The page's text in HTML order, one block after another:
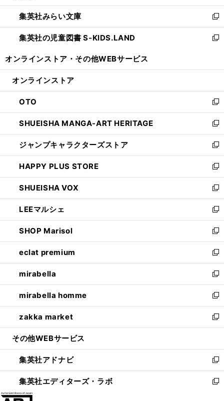
開
く
ウ
で
開
く
ン
ド
ウ
で
ウ
ィ
ン
ド
開
集英社みらい文庫
新
し
い
ン
ウ
で
開
く
集英社の児童図書 S-KIDS.LAND
新
ウ
ン
ド
ウ
で
開
く
オンラインストア・ その他WEBサービス
オンラインストア
OTO
新
し
い
ウ
ィ
ン
ド
ウ
で
開
く
SHUEISHA MANGA-ART HERITAGE
新
し
い
ウ
ィ
ン
ド
ウ
で
開
く
ジャンプキャラクターズストア
新
し
い
ウ
ィ
ン
ド
ウ
で
開
く
HAPPY PLUS STORE
新
し
い
ウ
ィ
ン
ド
ウ
で
開
く
SHUEISHA VOX
新
し
い
ウ
ィ
ン
ド
ウ
で
開
く
LEEマルシェ
新
し
い
ウ
ィ
ン
ド
ウ
で
開
く
SHOP Marisol
新
し
い
ウ
ィ
ン
ド
ウ
で
開
eclat premium
新
し
い
ウ
ィ
ン
ド
ウ
開
く
mirabella
新
し
い
ウ
ィ
ン
ウ
で
開
く
mirabella homme
新
し
い
ウ
ン
ド
ウ
で
zakka market
新
し
ウ
ィ
ン
ド
その他WEBサービス
集英社アドナビ
新
し
い
集英社エディターズ・ラボ
新